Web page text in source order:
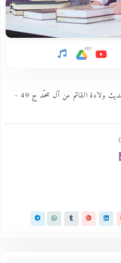
HD
الأمان يا صاحب الزمان 52 - حديث ولادة القائم من آل محمّد ج 49 -